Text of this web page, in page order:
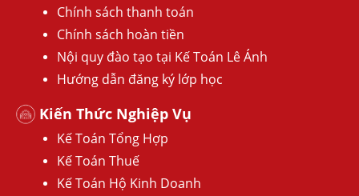
Chính sách thanh toán
Chính sách hoàn tiền
Nội quy đào tạo tại Kế Toán Lê Ánh
Hướng dẫn đăng ký lớp học
Kiến Thức Nghiệp Vụ
Kế Toán Tổng Hợp
Kế Toán Thuế
Kế Toán Hộ Kinh Doanh